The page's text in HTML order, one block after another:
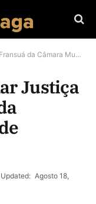
Municipal de Manaus
Justiça
Updated: Agosto 18,